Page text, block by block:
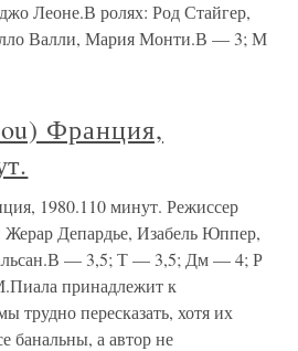
Леоне.В ролях: Род Стайгер,
Валли, Мария Монти.В — 3; М
Франция,
1980.110 минут. Режиссер
Депардье, Изабель Юппер,
— 3,5; Т — 3,5; Дм — 4; Р
принадлежит к
трудно пересказать, хотя их
банальны, а автор не